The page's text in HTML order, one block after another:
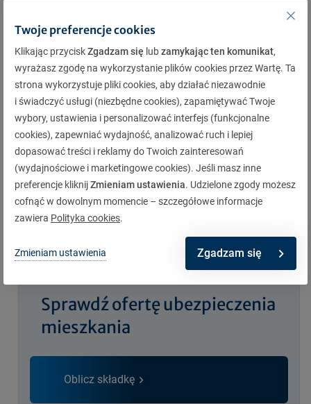
marca). Oznacza to, że wynajmujący ma prawo do
przeprowadzenia eksmisji w dowolnym momencie,
bez względu na porę roku, jeśli najemca nie
wywiązuje się z obowiązków, takich jak płatność
czynszu czy opuszczenie lokalu po wygaśnięciu
umowy.
Brak okresu ochronnego w przypadku najmu
okazjonalnego jest jedną z kluczowych zalet tego
rozwiązania dla wynajmującego, ponieważ
umożliwia szybsze odzyskanie lokalu w sytuacjach
Sprawdź ofertę ubezpieczenia
mieszkania
Oblicz składkę
Twoje preferencje cookies
Klikając przyciskZgadzam się lubzamykając ten komunikat,
wyrażasz zgodę na wykorzystanie plików cookies przez Wartę. Ta
strona wykorzystuje pliki cookies, aby działać niezawodnie
i świadczyć usługi (niezbędne cookies), zapamiętywać Twoje
wybory, ustawienia i personalizować interfejs (funkcjonalne
cookies), zapewniać wydajność, analizować ruch i lepiej
dopasować treści i reklamy do Twoich zainteresowań
(wydajnościowe i marketingowe cookies). Jeśli masz inne
preferencje kliknijZmieniam ustawienia. Udzielone zgody możesz
cofnąć w dowolnym momencie – szczegółowe informacje
zawiera Polityka cookies.
Zmieniam ustawienia Zgadzam się